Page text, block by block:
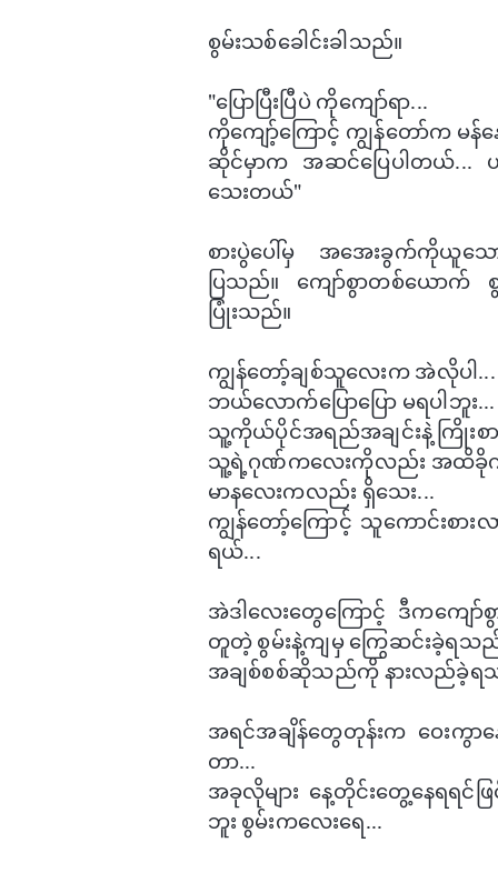
စွမ်းသစ်​ခေါင်းခါသည်။
"​ပြောပြီးပြီပဲ ကို​ကျော်ရာ...
ကို​ကျော့်​ကြောင့် ကျွန်​တော်က မန်​န
ဆိုင်မှာက အဆင်​ပြေပါတယ်...
သေးတယ်"
စားပွဲ​ပေါ်မှ အ​အေးခွက်ကိုယူ​​​သ
ပြသည်။ ​ကျော်စွာတစ်​ယောက်
ပြုံးသည်။
ကျွန်​တော့်ချစ်သူ​လေးက အဲလိုပါ...
ဘယ်​လောက်​ပြော​ပြော မရပါဘူး...
သူ့ကိုယ်ပိုင်အရည်အချင်းနဲ့ ကြိုးစာ
သူ့ရဲ့ဂုဏ်​က​လေးကိုလည်း အထိခိုက်
မာန​​လေးကလည်း ရှိ​သေး...
ကျွန်​တော့်ကြောင့် သူ​ကောင်းစ
ရယ်...
အဲဒါ​လေး​တွေ​ကြောင့် ဒီက​ကျော်စွ
တူတဲ့ စွမ်းနဲ့ကျမှ ​ကြွေဆင်းခဲ့ရသည်​
အချစ်စစ်ဆိုသည်ကို နားလည်ခဲ့ရ
အရင်​အချိန်​တွေတုန်းက ​​ဝေးကွ
တာ...
အခုလိုများ ​နေ့တိုင်း​တွေ့​နေရရင်
ဘူး စွမ်းက​လေး​ရေ...